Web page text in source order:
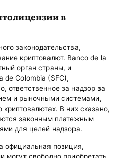
в
законодательства,
криптовалют. Banco de la
орган страны, и
de Colombia (SFC),
ответственное за надзор за
и рыночными системами,
В них сказано,
законным платежным
для целей надзора.
официальная позиция,